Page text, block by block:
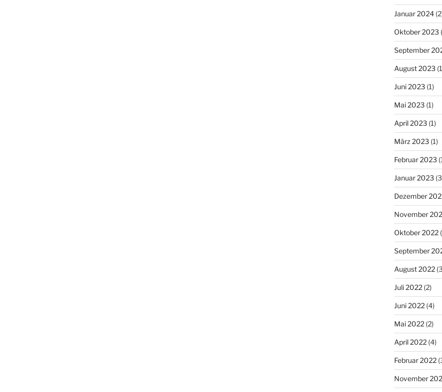
Januar 2024
Oktober 2023
September
August 2023
Juni 2023 (1)
Mai 2023 (1)
April 2023 (1)
März 2023 (1)
Februar 2023
Januar 2023
Dezember
November
Oktober 2022
September
August 2022
Juli 2022(2)
Juni 2022(4)
Mai 2022(2)
April 2022(4)
Februar 2022
November